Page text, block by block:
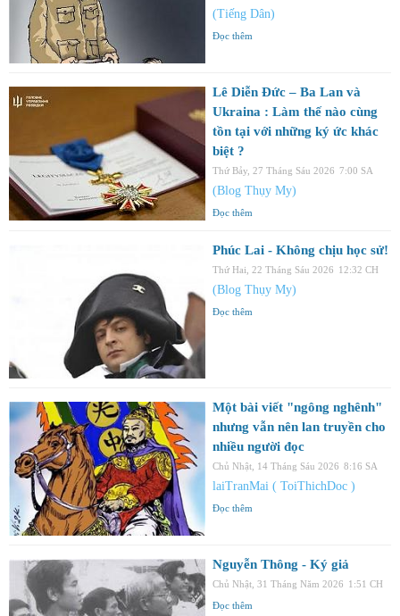
(Tiếng Dân)
Đọc thêm
Lê Diễn Đức – Ba Lan và
Ukraina : Làm thế nào cùng
tồn tại với những ký ức khác
biệt ?
Thứ Bảy, 27 Tháng Sáu 2026 7:00 SA
(Blog Thụy My)
Đọc thêm
Phúc Lai - Không chịu học sử!
Thứ Hai, 22 Tháng Sáu 2026 12:32 CH
(Blog Thụy My)
Đọc thêm
Một bài viết "ngông nghênh"
nhưng vẫn nên lan truyền cho
nhiều người đọc
Chủ Nhật, 14 Tháng Sáu 2026 8:16 SA
laiTranMai ( ToiThichDoc )
Đọc thêm
Nguyễn Thông - Ký giả
Chủ Nhật, 31 Tháng Năm 2026 1:51 CH
Đọc thêm